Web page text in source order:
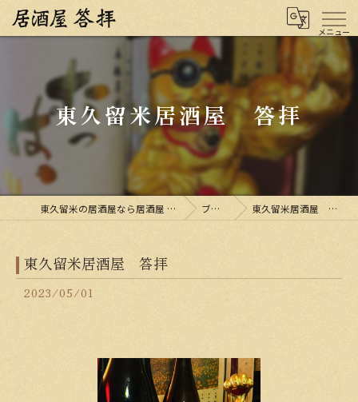
東久留米居酒屋 答拝
東久留米の居酒屋なら居酒屋 答拝 ブログ 東久留米居酒屋 答拝
東久留米居酒屋 答拝
2023/05/01